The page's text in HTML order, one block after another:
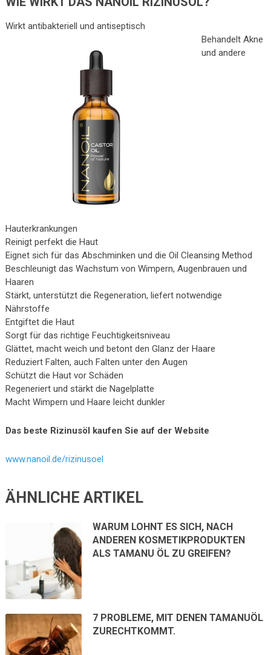
Wirkt antibakteriell und antiseptisch
Behandelt Akne
und andere
Hauterkrankungen
Reinigt perfekt die Haut
Eignet sich für das Abschminken und die Oil Cleansing Method
Beschleunigt das Wachstum von Wimpern, Augenbrauen und
Haaren
Stärkt, unterstützt die Regeneration, liefert notwendige
Nährstoffe
Entgiftet die Haut
Sorgt für das richtige Feuchtigkeitsniveau
Glättet, macht weich und betont den Glanz der Haare
Reduziert Falten, auch Falten unter den Augen
Schützt die Haut vor Schäden
Regeneriert und stärkt die Nagelplatte
Macht Wimpern und Haare leicht dunkler
Das beste Rizinusöl kaufen Sie auf der Website
www.nanoil.de/rizinusoel
ÄHNLICHE ARTIKEL
WARUM LOHNT ES SICH, NACH
ANDEREN KOSMETIKPRODUKTEN
ALS TAMANU ÖL ZU GREIFEN?
7 PROBLEME, MIT DENEN TAMANUÖL
ZURECHTKOMMT.